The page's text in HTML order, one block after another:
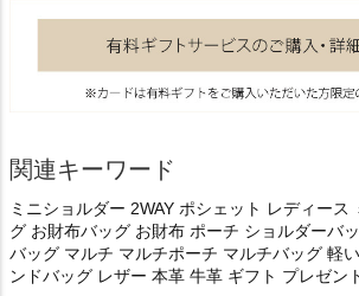
関連キーワード
ミニショルダー 2WAY ポシェット レディース
グ お財布バッグ お財布 ポーチ ショルダーバ
バッグ マルチ マルチポーチ マルチバッグ 軽
ンドバッグ レザー 本革 牛革 ギフト プレゼン